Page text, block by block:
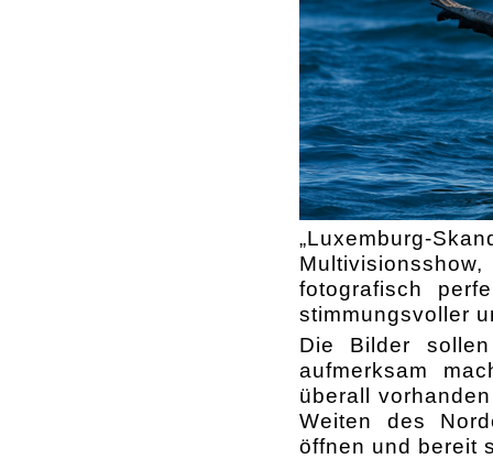
„Luxemburg-
fotografisch
stimmungsvoller
Die Bilder
aufmerksam
überall
Weiten des
öffnen und bereit